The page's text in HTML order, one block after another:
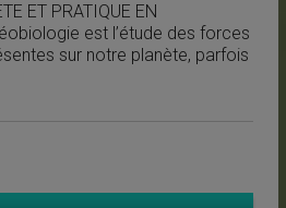
ET PRATIQUE EN
est l’étude des forces
sur notre planète, parfois